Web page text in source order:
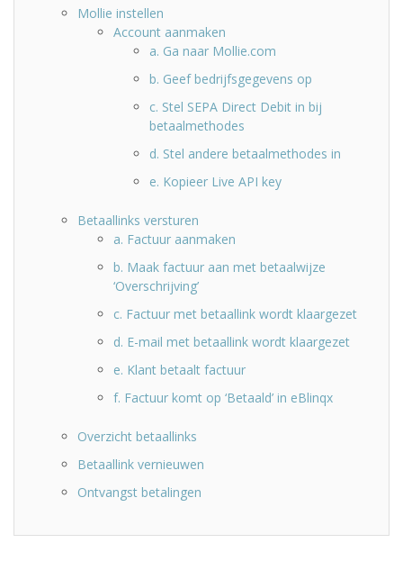
Mollie instellen
Account aanmaken
a. Ga naar Mollie.com
b. Geef bedrijfsgegevens op
c. Stel SEPA Direct Debit in bij
betaalmethodes
d. Stel andere betaalmethodes in
e. Kopieer Live API key
Betaallinks versturen
a. Factuur aanmaken
b. Maak factuur aan met betaalwijze
‘Overschrijving’
c. Factuur met betaallink wordt klaargezet
d. E-mail met betaallink wordt klaargezet
e. Klant betaalt factuur
f. Factuur komt op ‘Betaald’ in eBlinqx
Overzicht betaallinks
Betaallink vernieuwen
Ontvangst betalingen